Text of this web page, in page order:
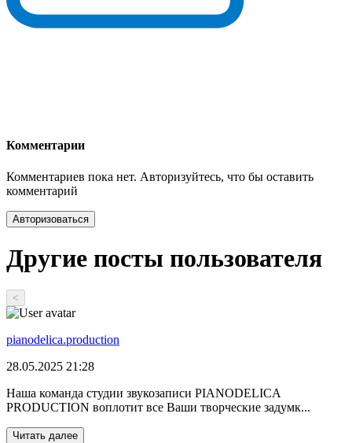
Комментарии
Комментариев пока нет. Авторизуйтесь, что бы оставить
комментарий
Авторизоваться
Другие посты пользователя
<
pianodelica.production
28.05.2025 21:28
Наша команда студии звукозаписи PIANODELICA
PRODUCTION воплотит все Ваши творческие задумк...
Читать далее